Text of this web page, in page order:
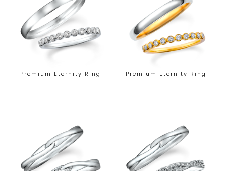
Premium Eternity Ring Premium Eternity Ring